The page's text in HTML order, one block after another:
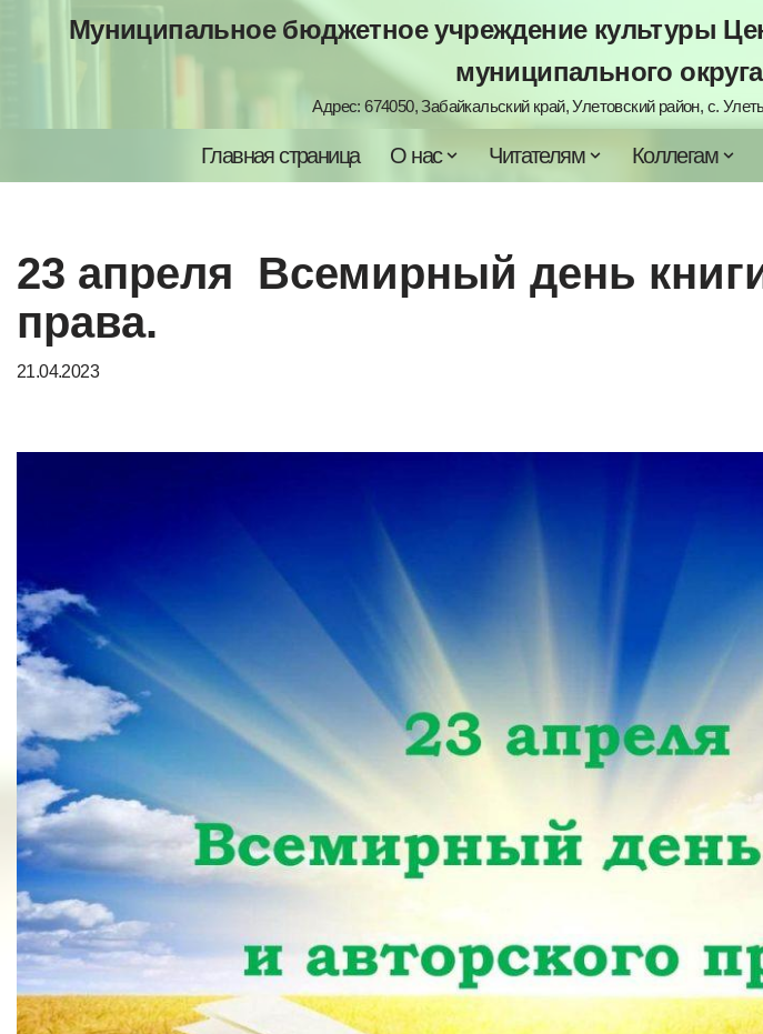
содержимому
Муниципальное бюджетное учреждение культуры
муниципального
Адрес: 674050, Забайкальский край, Улетовский район, с.
Главная страница О нас Читателям Коллегам
23 апpeля Всемирный дeнь
права.
21.04.2023